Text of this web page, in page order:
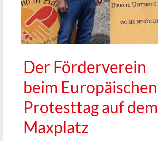
Der Förderverein
beim Europäischen
Protesttag auf dem
Maxplatz